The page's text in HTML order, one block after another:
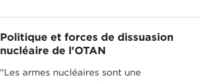
Politique et forces de dissuasion
nucléaire de l'OTAN
"Les armes nucléaires sont une